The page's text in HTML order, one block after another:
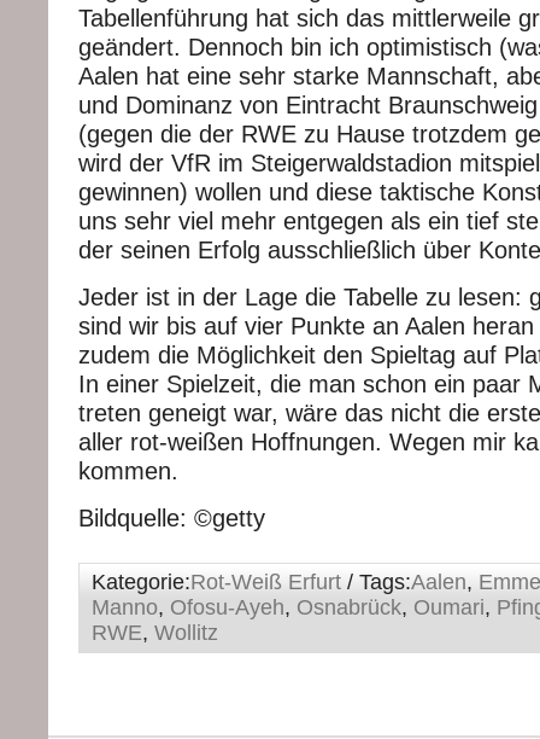
Tabellenführung hat sich das mittlerweile
geändert. Dennoch bin ich optimistisch
Aalen hat eine sehr starke Mannschaft,
und Dominanz von Eintracht
(gegen die der RWE zu Hause trotzdem
wird der VfR im Steigerwaldstadion
gewinnen) wollen und diese taktische
uns sehr viel mehr entgegen als ein tief
der seinen Erfolg ausschließlich über
Jeder ist in der Lage die Tabelle zu lesen:
sind wir bis auf vier Punkte an Aalen
zudem die Möglichkeit den Spieltag auf
In einer Spielzeit, die man schon ein paar
treten geneigt war, wäre das nicht die
aller rot-weißen Hoffnungen. Wegen mir
kommen.
Bildquelle: ©getty
Kategorie:Rot-Weiß Erfurt / Tags:Aalen,
Manno, Ofosu-Ayeh, Osnabrück, Oumari,
RWE, Wollitz